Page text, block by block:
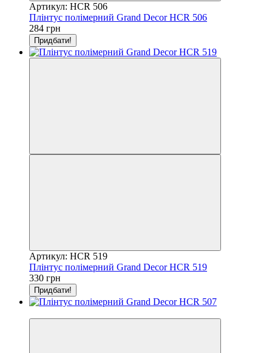
Артикул: HCR 506
Плінтус полімерний Grand Decor HCR 506
284 грн
Придбати!
Артикул: HCR 519
Плінтус полімерний Grand Decor HCR 519
330 грн
Придбати!